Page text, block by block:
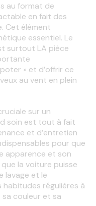
au format de
en fait des
Cet élément
essentiel. Le
surtout LA pièce
» et d’offrir ce
au vent en plein
sur un
soin est tout à fait
et d’entretien
pour que
apparence et son
la voiture puisse
lavage et le
régulières à
couleur et sa